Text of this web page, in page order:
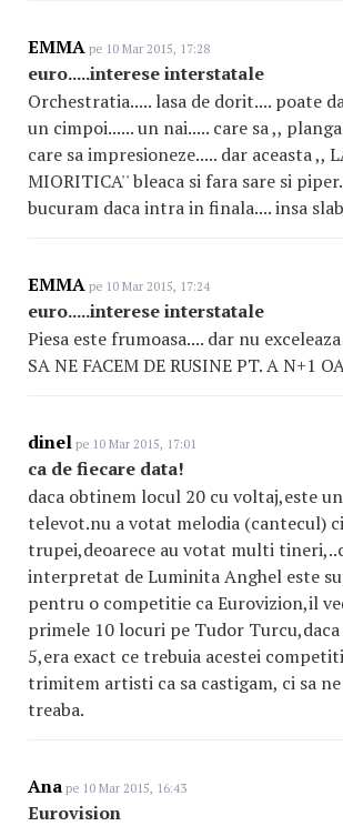
EMMA pe 10 Mar 2015, 17:28
euro.....interese interstatale
Orchestratia..... lasa de dorit.... poate
un cimpoi...... un nai..... care sa ,,
care sa impresioneze..... dar aceasta ,,
MIORITICA'' bleaca si fara sare si
bucuram daca intra in finala.... insa
EMMA pe 10 Mar 2015, 17:24
euro.....interese interstatale
Piesa este frumoasa.... dar nu
SA NE FACEM DE RUSINE PT. A N+1
dinel pe 10 Mar 2015, 17:01
ca de fiecare data!
daca obtinem locul 20 cu voltaj,este
televot.nu a votat melodia (cantecul)
trupei,deoarece au votat multi
interpretat de Luminita Anghel este
pentru o competitie ca Eurovizion,il
primele 10 locuri pe Tudor
5,era exact ce trebuia acestei
trimitem artisti ca sa castigam, ci sa
treaba.
Ana pe 10 Mar 2015, 16:43
Eurovision